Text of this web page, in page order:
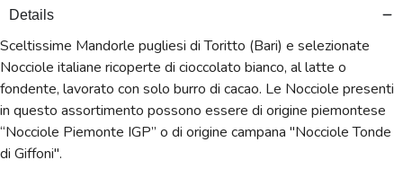
Details
Sceltissime Mandorle pugliesi di Toritto (Bari) e selezionate
Nocciole italiane ricoperte di cioccolato bianco, al latte o
fondente, lavorato con solo burro di cacao. Le Nocciole presenti
in questo assortimento possono essere di origine piemontese
“Nocciole Piemonte IGP” o di origine campana "Nocciole Tonde
di Giffoni".